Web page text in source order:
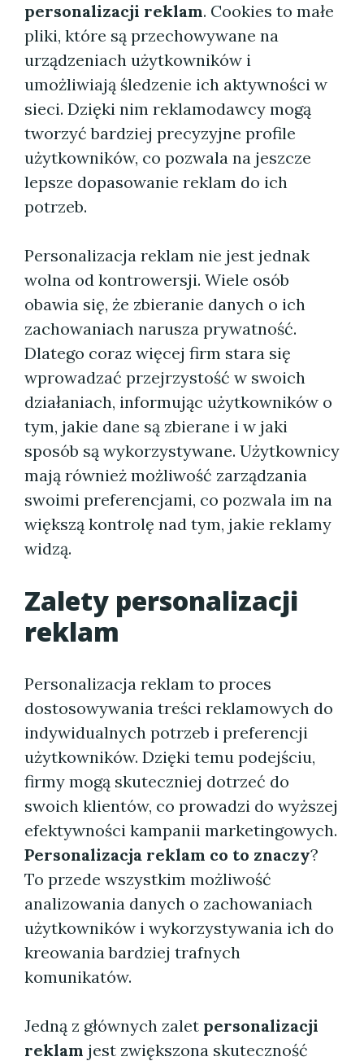
personalizacji reklam. Cookies to małe
pliki, które są przechowywane na
urządzeniach użytkowników i
umożliwiają śledzenie ich aktywności w
sieci. Dzięki nim reklamodawcy mogą
tworzyć bardziej precyzyjne profile
użytkowników, co pozwala na jeszcze
lepsze dopasowanie reklam do ich
potrzeb.
Personalizacja reklam nie jest jednak
wolna od kontrowersji. Wiele osób
obawia się, że zbieranie danych o ich
zachowaniach narusza prywatność.
Dlatego coraz więcej firm stara się
wprowadzać przejrzystość w swoich
działaniach, informując użytkowników o
tym, jakie dane są zbierane i w jaki
sposób są wykorzystywane. Użytkownicy
mają również możliwość zarządzania
swoimi preferencjami, co pozwala im na
większą kontrolę nad tym, jakie reklamy
widzą.
Zalety personalizacji
reklam
Personalizacja reklam to proces
dostosowywania treści reklamowych do
indywidualnych potrzeb i preferencji
użytkowników. Dzięki temu podejściu,
firmy mogą skuteczniej dotrzeć do
swoich klientów, co prowadzi do wyższej
efektywności kampanii marketingowych.
Personalizacja reklam co to znaczy?
To przede wszystkim możliwość
analizowania danych o zachowaniach
użytkowników i wykorzystywania ich do
kreowania bardziej trafnych
komunikatów.
Jedną z głównych zalet personalizacji
reklam jest zwiększona skuteczność